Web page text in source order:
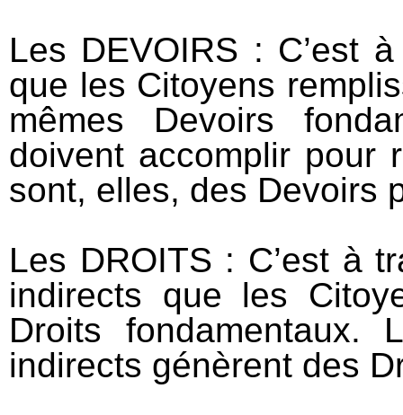
Les DEVOIRS : C’est
que les Citoyens
mêmes Devoirs
doivent accomplir pour
sont, elles, des Devoirs
Les DROITS : C’est à
indirects que les
Droits fondamentaux.
indirects génèrent des